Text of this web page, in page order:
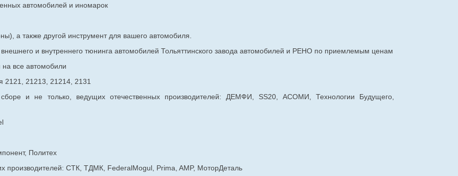
автомобилей и иномарок
а также другой инструмент для вашего автомобиля.
и внутреннего тюнинга автомобилей Тольяттинского завода автомобилей и РЕНО по приемлемым ценам
на все автомобили
2121, 21213, 21214, 2131
и не только, ведущих отечественных производителей: ДЕМФИ, SS20, АСОМИ, Технологии Будущего,
Политех
производителей: СТК, ТДМК, FederalMogul, Prima, AMP, МоторДеталь